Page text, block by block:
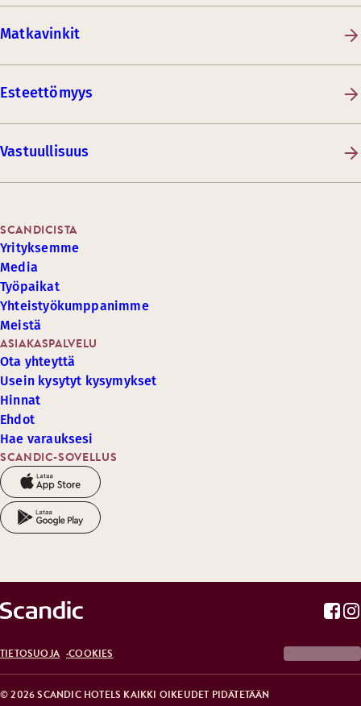
Matkavinkit
Esteettömyys
Vastuullisuus
SCANDIC-SOVELLUS
ASIAKASPALVELU
Ota yhteyttä
Usein kysytyt kysymykset
Hinnat
Ehdot
Hae varauksesi
SCANDICISTA
Yrityksemme
Media
Työpaikat
Yhteistyökumppanimme
Meistä
© 2026 SCANDIC HOTELS KAIKKI OIKEUDET PIDÄTETÄÄN
TIETOSUOJA COOKIES